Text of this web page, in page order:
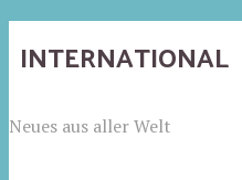
INTERNATIONAL
Neues aus aller Welt